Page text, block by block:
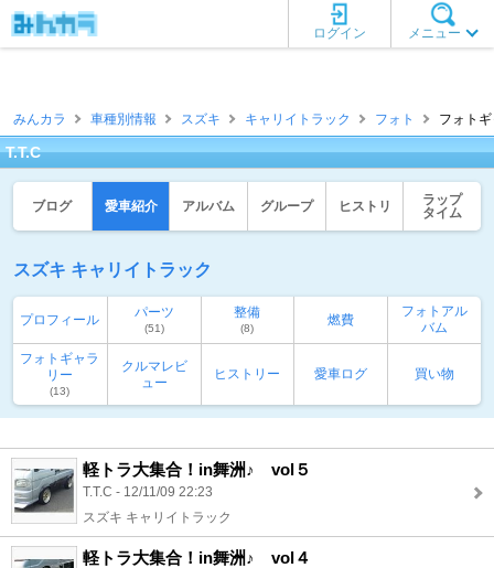
メニュー
ログイン
みんカラ 車種別情報 スズキ キャリイトラック フォト フォト
T.T.C
ブログ 愛車紹介 アルバム グループ ヒストリ
ラップ
タイム
スズキ キャリイトラック
プロフィール パーツ
(51)
整備
(8)
燃費
フォトアル
バム
フォトギャラ
リー
(13)
クルマレビ
ュー
ヒストリー 愛車ログ 買い物
軽トラ大集合！in舞洲♪ vol５
T.T.C - 12/11/09 22:23
スズキ キャリイトラック
軽トラ大集合！in舞洲♪ vol４